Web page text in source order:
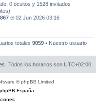
0 ocultos y 1528 invitados
el 02 Jun 2026 03:16
totales 9059 • Nuestro usuario
Todos los horarios son UTC+02:00
© phpBB Limited
phpBB España